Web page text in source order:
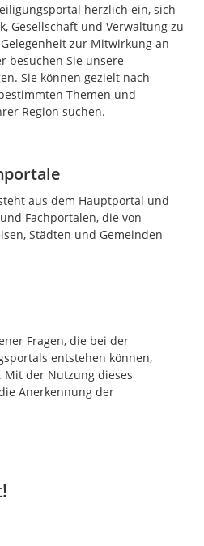
herzlich ein, sich
Gesellschaft und Verwaltung zu
zur Mitwirkung an
besuchen Sie unsere
Sie können gezielt nach
Themen und
Region suchen.
aus dem Hauptportal und
Fachportalen, die von
Städten und Gemeinden
Fragen, die bei der
entstehen können,
der Nutzung dieses
Anerkennung der